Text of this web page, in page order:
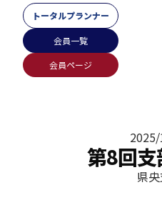
トータルプランナー
会員一覧
会員ページ
第8回
県